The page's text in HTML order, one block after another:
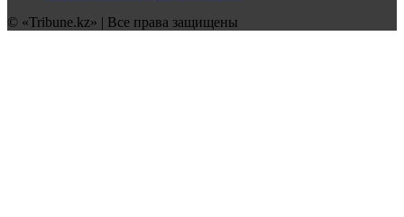
© «Tribune.kz» | Все права защищены